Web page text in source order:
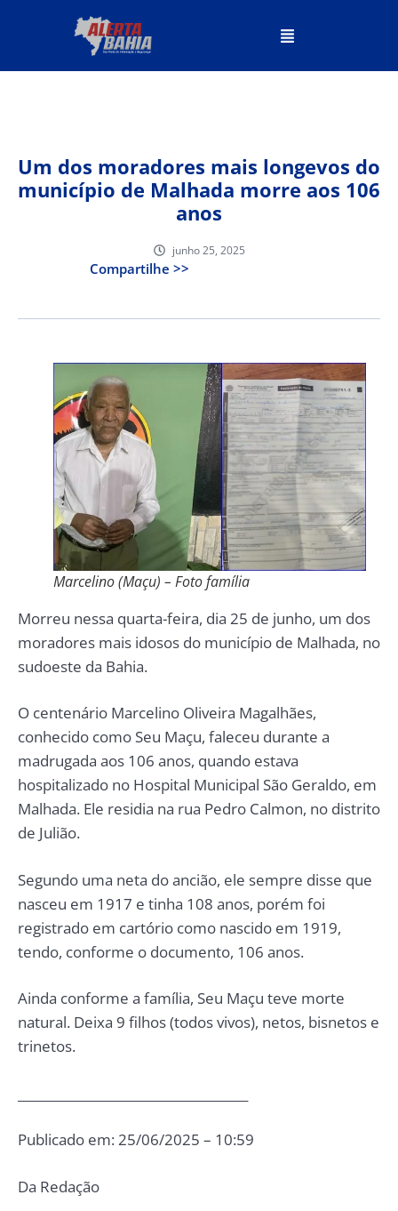
Um dos moradores mais longevos do
município de Malhada morre aos 106
anos
junho 25, 2025
Compartilhe >>
Marcelino (Maçu) – Foto família
Morreu nessa quarta-feira, dia 25 de junho, um dos
moradores mais idosos do município de Malhada, no
sudoeste da Bahia.
O centenário Marcelino Oliveira Magalhães,
conhecido como Seu Maçu, faleceu durante a
madrugada aos 106 anos, quando estava
hospitalizado no Hospital Municipal São Geraldo, em
Malhada. Ele residia na rua Pedro Calmon, no distrito
de Julião.
Segundo uma neta do ancião, ele sempre disse que
nasceu em 1917 e tinha 108 anos, porém foi
registrado em cartório como nascido em 1919,
tendo, conforme o documento, 106 anos.
Ainda conforme a família, Seu Maçu teve morte
natural. Deixa 9 filhos (todos vivos), netos, bisnetos e
trinetos.
Publicado em: 25/06/2025 – 10:59
Da Redação